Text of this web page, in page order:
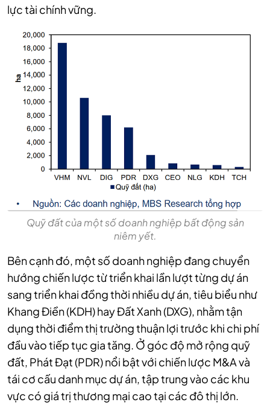
lực tài chính vững.
Quỹ đất của một số doanh nghiệp bất động sản
niêm yết.
Bên cạnh đó, một số doanh nghiệp đang chuyển
hướng chiến lược từ triển khai lần lượt từng dự án
sang triển khai đồng thời nhiều dự án, tiêu biểu như
Khang Điền (KDH) hay Đất Xanh (DXG), nhằm tận
dụng thời điểm thị trường thuận lợi trước khi chi phí
đầu vào tiếp tục gia tăng. Ở góc độ mở rộng quỹ
đất, Phát Đạt (PDR) nổi bật với chiến lược M&A và
tái cơ cấu danh mục dự án, tập trung vào các khu
vực có giá trị thương mại cao tại các đô thị lớn.